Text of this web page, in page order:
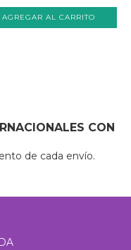
AGREGAR AL CARRITO
CON
de cada envío.